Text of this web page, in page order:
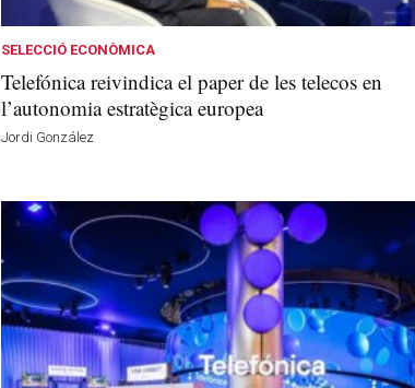
SELECCIÓ ECONÒMICA
Telefónica reivindica el paper de les telecos en
l’autonomia estratègica europea
Jordi González